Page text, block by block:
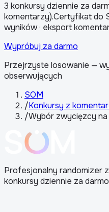
3 konkursy dziennie za
komentarzy).Certyfikat do
wyników · eksport
Wypróbuj za darmo
Przejrzyste losowanie —
obserwujących
SOM
/Konkursy z
/Wybór zwycięzcy na
Profesjonalny randomizer
konkursy dziennie za